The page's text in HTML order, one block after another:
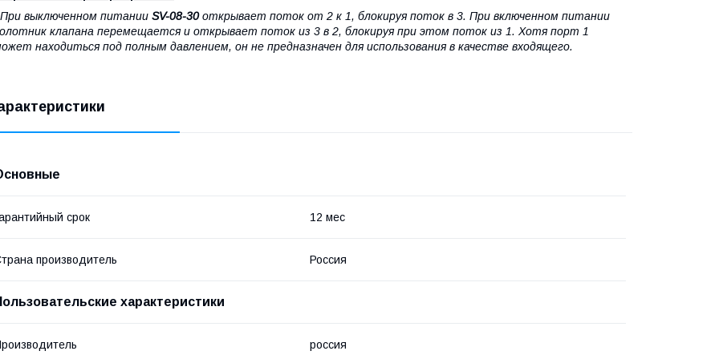
При выключенном питании SV-08-30открывает поток от 2 к 1, блокируя поток в 3. При включенном питании
клапана перемещается и открывает поток из 3 в 2, блокируя при этом поток из 1. Хотя порт 1
находиться под полным давлением, он не предназначен для использования в качестве входящего.
срок 12 мес
производитель Россия
характеристики
россия